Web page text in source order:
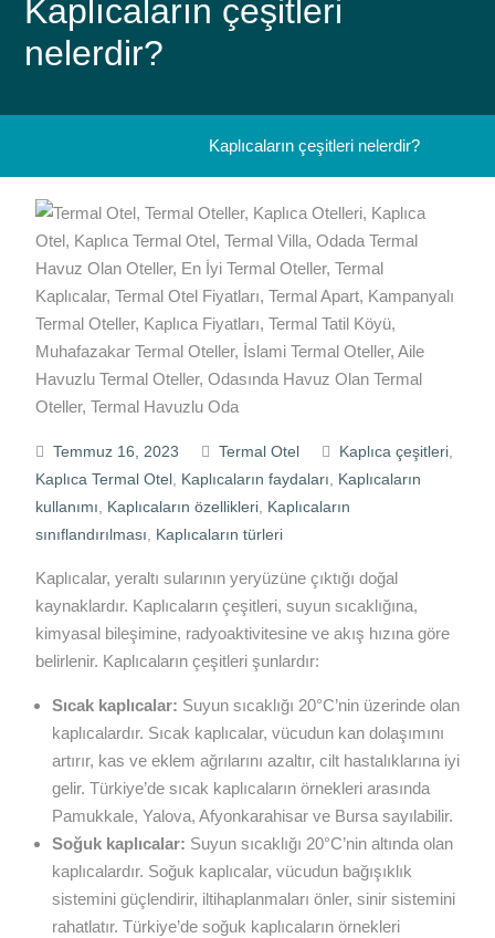
Kaplıcaların çeşitleri
nelerdir?
Kaplıcaların çeşitleri nelerdir?
Temmuz 16, 2023 Termal Otel Kaplıca çeşitleri,
Kaplıca Termal Otel, Kaplıcaların faydaları
Kaplıcaların
kullanımı
Kaplıcaların özellikleri, Kaplıcaların
sınıflandırılması
Kaplıcaların türleri
Kaplıcalar, yeraltı sularının yeryüzüne çıktığı doğal
kaynaklardır. Kaplıcaların çeşitleri, suyun sıcaklığına,
kimyasal bileşimine, radyoaktivitesine ve akış hızına göre
belirlenir. Kaplıcaların çeşitleri şunlardır:
Sıcak kaplıcalar: Suyun sıcaklığı 20°C’nin üzerinde olan
kaplıcalardır. Sıcak kaplıcalar, vücudun kan dolaşımını
artırır, kas ve eklem ağrılarını azaltır, cilt hastalıklarına iyi
gelir. Türkiye’de sıcak kaplıcaların örnekleri arasında
Pamukkale, Yalova, Afyonkarahisar ve Bursa sayılabilir.
Soğuk kaplıcalar: Suyun sıcaklığı 20°C’nin altında olan
kaplıcalardır. Soğuk kaplıcalar, vücudun bağışıklık
sistemini güçlendirir, iltihaplanmaları önler, sinir sistemini
rahatlatır. Türkiye’de soğuk kaplıcaların örnekleri